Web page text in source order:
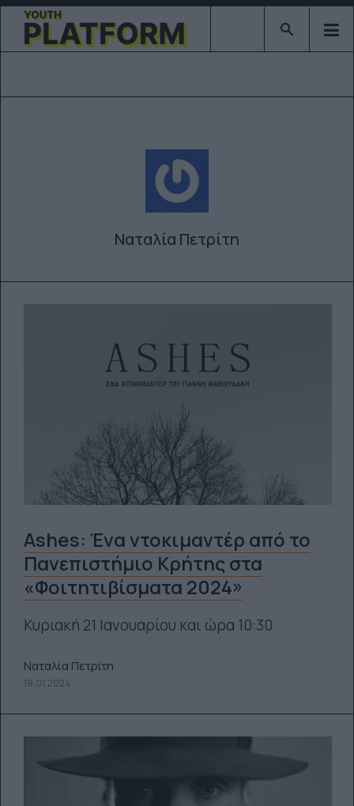
Type 2 or
Ναταλία Πετρίτη
Ashes: Ένα ντοκιμαντέρ από το
Πανεπιστήμιο Κρήτης στα
«Φοιτητιβίσματα 2024»
Κυριακή 21 Ιανουαρίου και ώρα 10:30
Ναταλία Πετρίτη
19.01.2024